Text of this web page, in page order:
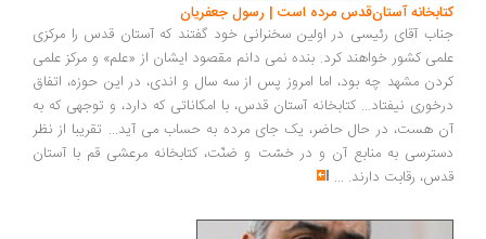
کتابخانه‌ آستان‌قدس مرده است | رسول جعفریان
جناب آقای رئیسی در اولین سخنرانی خود گفتند که آستان قدس را مرکزی
علمی کشور خواهند کرد. بنده نمی دانم مقصود ایشان از «علم» و مرکز علمی
کردن مشهد چه بود، اما امروز پس از سه سال و اندی، در این حوزه، اتفاق
درخوری نیفتاد... کتابخانه آستان قدس، با امکاناتی که دارد، و توجهی که به
آن هست، در حال حاضر، یک جای مرده به حساب می آید... تقریبا از نظر
دسترسی به منابع آن و در خسّت و ضنّت، کتابخانه مرعشی قم با آستان
قدس، رقابت دارند. ...